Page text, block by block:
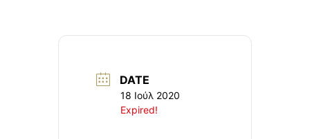
DATE
18 Ιούλ 2020
Expired!